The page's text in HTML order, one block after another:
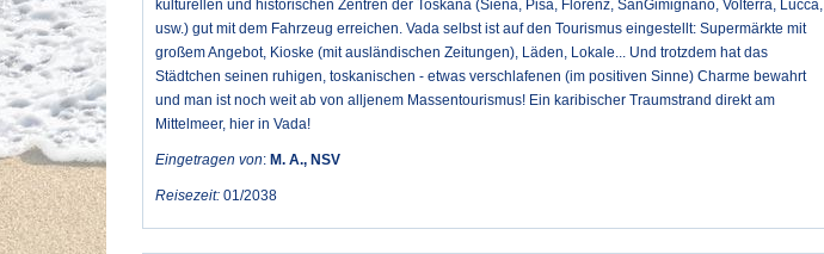
kulturellen und historischen Zentren der Toskana (Siena, Pisa, Florenz, SanGimignano, Volterra, Lucca,
usw.) gut mit dem Fahrzeug erreichen. Vada selbst ist auf den Tourismus eingestellt: Supermärkte mit
großem Angebot, Kioske (mit ausländischen Zeitungen), Läden, Lokale... Und trotzdem hat das
Städtchen seinen ruhigen, toskanischen - etwas verschlafenen (im positiven Sinne) Charme bewahrt
und man ist noch weit ab von alljenem Massentourismus! Ein karibischer Traumstrand direkt am
Mittelmeer, hier in Vada!
Eingetragen von: M. A., NSV
Reisezeit: 01/2038